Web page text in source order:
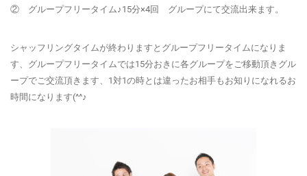
② グループフリータイム♪15分×4回 グループにて交流出来ます。
シャッフリングタイムが終わりますとグループフリータイムになりま
す、グループフリータイムでは15分おきに各グループをご移動頂きグル
ープでご交流頂きます、1対1の時とは違ったお相手もお知りになれるお
時間になります(^^♪